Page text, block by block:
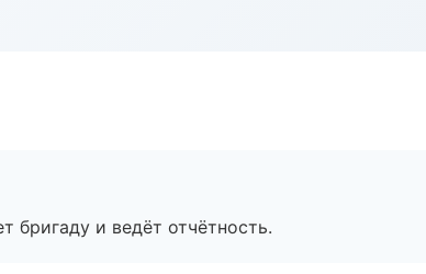
бригаду и ведёт отчётность.